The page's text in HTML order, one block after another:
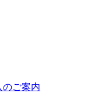
のご案内